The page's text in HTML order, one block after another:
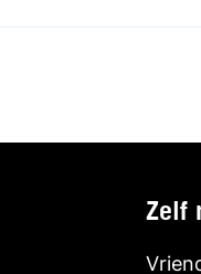
Zelf